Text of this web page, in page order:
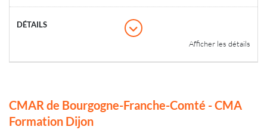
Afficher les détails
CMAR de Bourgogne-Franche-Comté - CMA
Formation Dijon